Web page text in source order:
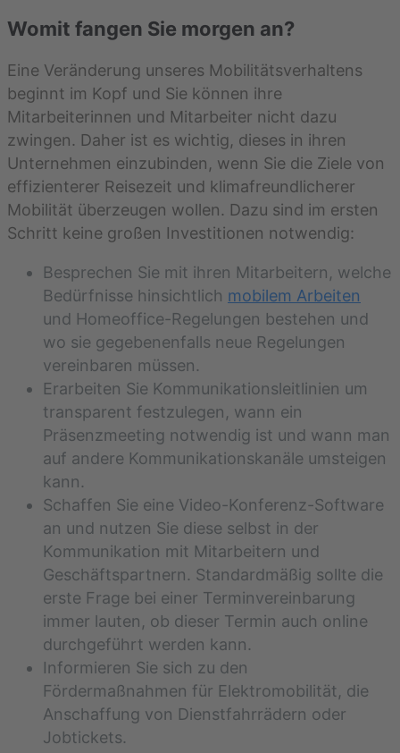
Womit fangen Sie morgen an?
Eine Veränderung unseres Mobilitätsverhaltens
beginnt im Kopf und Sie können ihre
Mitarbeiterinnen und Mitarbeiter nicht dazu
zwingen. Daher ist es wichtig, dieses in ihren
Unternehmen einzubinden, wenn Sie die Ziele von
effizienterer Reisezeit und klimafreundlicherer
Mobilität überzeugen wollen. Dazu sind im ersten
Schritt keine großen Investitionen notwendig:
Besprechen Sie mit ihren Mitarbeitern, welche
Bedürfnisse hinsichtlich mobilem Arbeiten
und Homeoffice-Regelungen bestehen und
wo sie gegebenenfalls neue Regelungen
vereinbaren müssen.
Erarbeiten Sie Kommunikationsleitlinien um
transparent festzulegen, wann ein
Präsenzmeeting notwendig ist und wann man
auf andere Kommunikationskanäle umsteigen
kann.
Schaffen Sie eine Video-Konferenz-Software
an und nutzen Sie diese selbst in der
Kommunikation mit Mitarbeitern und
Geschäftspartnern. Standardmäßig sollte die
erste Frage bei einer Terminvereinbarung
immer lauten, ob dieser Termin auch online
durchgeführt werden kann.
Informieren Sie sich zu den
Fördermaßnahmen für Elektromobilität, die
Anschaffung von Dienstfahrrädern oder
Jobtickets.